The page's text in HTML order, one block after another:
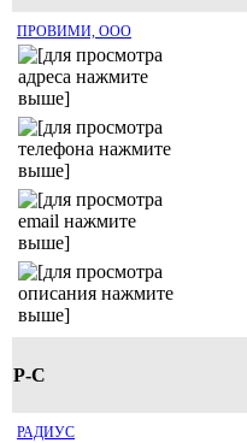
ПРОВИМИ, ООО
Р-С
РАДИУС